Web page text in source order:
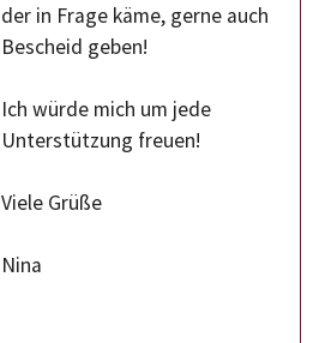
der in Frage käme, gerne auch
Bescheid geben!
Ich würde mich um jede
Unterstützung freuen!
Viele Grüße
Nina